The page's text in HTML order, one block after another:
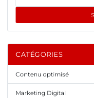
CATÉGORIES
Contenu optimisé
Marketing Digital